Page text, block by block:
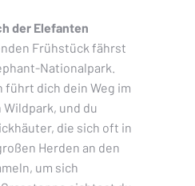
der Elefanten
Frühstück fährst
Nationalpark.
dich dein Weg im
und du
die sich oft in
Herden an den
um sich